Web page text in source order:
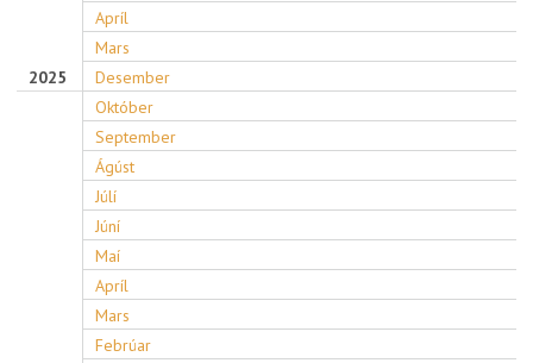
Apríl
Mars
2025
Desember
Október
September
Ágúst
Júlí
Júní
Maí
Apríl
Mars
Febrúar